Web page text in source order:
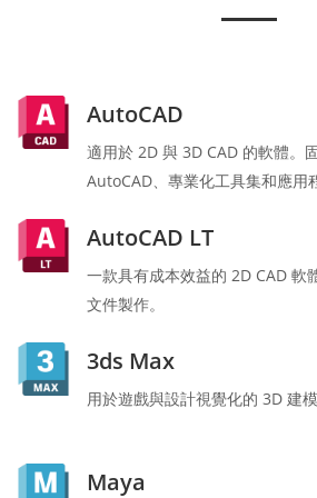
AutoCAD
適用於 2D 與 3D CAD 的軟體。
AutoCAD、專業化工具集和應用
AutoCAD LT
一款具有成本效益的 2D CAD 軟
文件製作。
3ds Max
用於遊戲與設計視覺化的 3D 建
Maya